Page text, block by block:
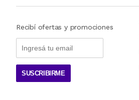
Recibí ofertas y promociones
SUSCRIBIRME